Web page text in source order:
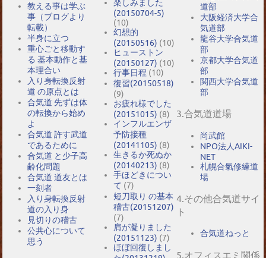
教える事は学ぶ
事（ブログより
転載）
半身に立つ
重心ごと移動す
る 基本動作と基
本理合い
入り身転換反射
道 の原点とは
合気道 先ずは体
の転換から始め
よ
合気道 許す武道
であるために
合気道 と少子高
齢化問題
合気道 道友とは
一刻者
入り身転換反射
道の入り身
見切りの稽古
公共心について
思う
楽しみました
(20150704-5)
(10)
幻想的
(20150516) (10)
ヒューストン
(20150127) (10)
行事日程 (10)
復習(20150518)
(9)
お疲れ様でした
(20151015) (8)
インフルエンザ
予防接種
(20141105) (8)
生きるか死ぬか
(20140213) (8)
手ほどきについ
て (7)
短刀取り の基本
稽古(20151207)
(7)
肩が凝りました
(20151123) (7)
ほぼ回復しまし
道部
大阪経済大学合
気道部
龍谷大学合気道
部
京都大学合気道
部
関西大学合気道
部
3.合気道道場
尚武館
NPO法人AIKI-
NET
札幌合氣修練道
場
4.その他合気道サイ
ト
合気道ねっと
5.オフィスエミ関係